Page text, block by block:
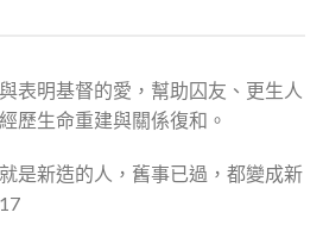
表明基督的愛，幫助囚友、更生人
歷生命重建與關係復和。
是新造的人，舊事已過，都變成新